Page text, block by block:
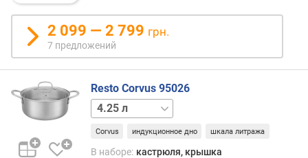
а
о
ъ
е
м
2 099 — 2 799 грн.
7 предложений
Resto Corvus 95026
7.3 л
Corvus индукционное дно шкала литража
В наборе: кастрюля, крышка